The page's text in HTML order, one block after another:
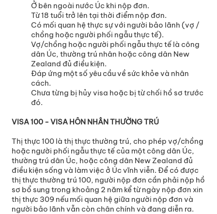
Ở bên ngoài nước Úc khi nộp đơn.
Từ 18 tuổi trở lên tại thời điểm nộp đơn.
Có mối quan hệ thực sự với người bảo lãnh (vợ /
chồng hoặc người phối ngẫu thực tế).
Vợ/chồng hoặc người phối ngẫu thực tế là công
dân Úc, thường trú nhân hoặc công dân New
Zealand đủ điều kiện.
Đáp ứng một số yêu cầu về sức khỏe và nhân
cách.
Chưa từng bị hủy visa hoặc bị từ chối hồ sơ trước
đó.
VISA 100 - VISA HÔN NHÂN THƯỜNG TRÚ
Thị thực 100 là thị thực thường trú, cho phép vợ/chồng
hoặc người phối ngẫu thực tế của một công dân Úc,
thường trú dân Úc, hoặc công dân New Zealand đủ
điều kiện sống và làm việc ở Úc vĩnh viễn. Để có được
thị thực thường trú 100, người nộp đơn cần phải nộp hồ
sơ bổ sung trong khoảng 2 năm kể từ ngày nộp đơn xin
thị thực 309 nếu mối quan hệ giữa người nộp đơn và
người bảo lãnh vẫn còn chân chính và đang diễn ra.